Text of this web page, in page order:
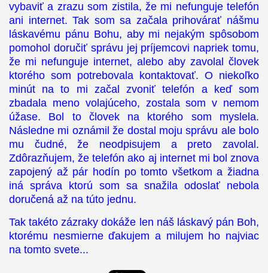
vybaviť a zrazu som zistila, že mi nefunguje telefón
ani internet. Tak som sa začala prihovárať nášmu
láskavému pánu Bohu, aby mi nejakým spôsobom
pomohol doručiť správu jej príjemcovi napriek tomu,
že mi nefunguje internet, alebo aby zavolal človek
ktorého som potrebovala kontaktovať. O niekoľko
minút na to mi začal zvoniť telefón a keď som
zbadala meno volajúceho, zostala som v nemom
úžase. Bol to človek na ktorého som myslela.
Následne mi oznámil že dostal moju správu ale bolo
mu čudné, že neodpisujem a preto zavolal.
Zdôrazňujem, že telefón ako aj internet mi bol znova
zapojený až pár hodín po tomto všetkom a žiadna
iná správa ktorú som sa snažila odoslať nebola
doručená až na túto jednu.
Tak takéto zázraky dokáže len náš láskavý pán Boh,
ktorému nesmierne ďakujem a milujem ho najviac
na tomto svete...